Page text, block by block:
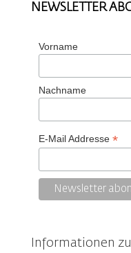
NEWSLETTER
Vorname
Nachname
E-Mail Addresse *
Informationen